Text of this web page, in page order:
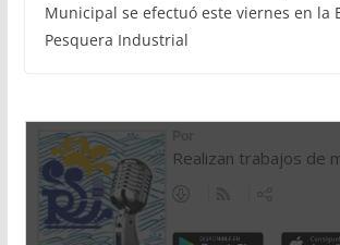
Municipal se efectuó este viernes en la
Pesquera Industrial